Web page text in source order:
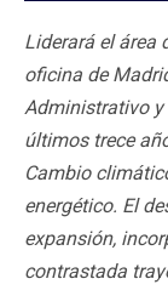
Liderará el área
oficina de
Administrativo y
últimos trece
Cambio
energético. El
expansión,
contrastada